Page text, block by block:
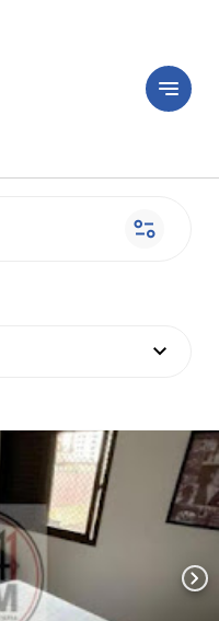
notes
page_info
keyboard_arrow_down
chevron_right